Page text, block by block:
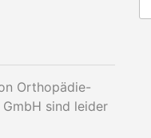
Orthopädie-
sind leider